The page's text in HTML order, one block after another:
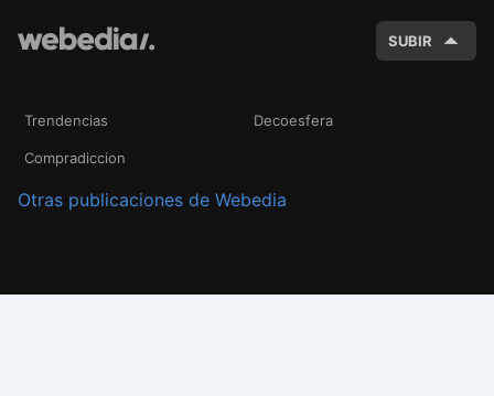
SUBIR
Trendencias Decoesfera
Compradiccion
Otras publicaciones de Webedia